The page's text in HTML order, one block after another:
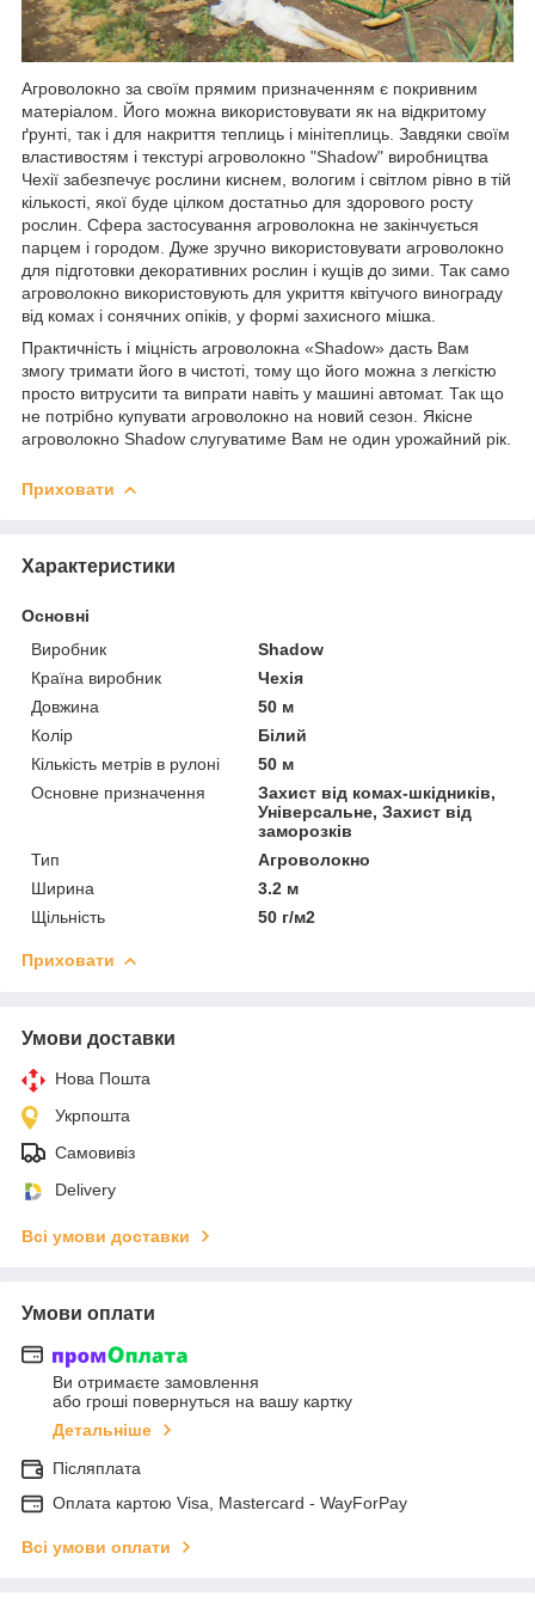
Агроволокно за своїм прямим призначенням є покривним
матеріалом. Його можна використовувати як на відкритому
ґрунті, так і для накриття теплиць і мінітеплиць. Завдяки своїм
властивостям і текстурі агроволокно "Shadow" виробництва
Чехії забезпечує рослини киснем, вологим і світлом рівно в тій
кількості, якої буде цілком достатньо для здорового росту
рослин. Сфера застосування агроволокна не закінчується
парцем і городом. Дуже зручно використовувати агроволокно
для підготовки декоративних рослин і кущів до зими. Так само
агроволокно використовують для укриття квітучого винограду
від комах і сонячних опіків, у формі захисного мішка.
Практичність і міцність агроволокна «Shadow» дасть Вам
змогу тримати його в чистоті, тому що його можна з легкістю
просто витрусити та випрати навіть у машині автомат. Так що
не потрібно купувати агроволокно на новий сезон. Якісне
агроволокно Shadow слугуватиме Вам не один урожайний рік.
Приховати
Характеристики
Основні
Виробник
Shadow
Країна виробник
Чехія
Довжина
50 м
Колір
Білий
Кількість метрів в рулоні
50 м
Основне призначення
Захист від комах-шкідників,
Універсальне, Захист від
заморозків
Тип
Агроволокно
Ширина
3.2 м
Щільність
50 г/м2
Приховати
Умови доставки
Нова Пошта
Укрпошта
Самовивіз
Delivery
Всі умови доставки
Умови оплати
Ви отримаєте замовлення
або гроші повернуться на вашу картку
Детальніше
Післяплата
Оплата картою Visa, Mastercard - WayForPay
Всі умови оплати